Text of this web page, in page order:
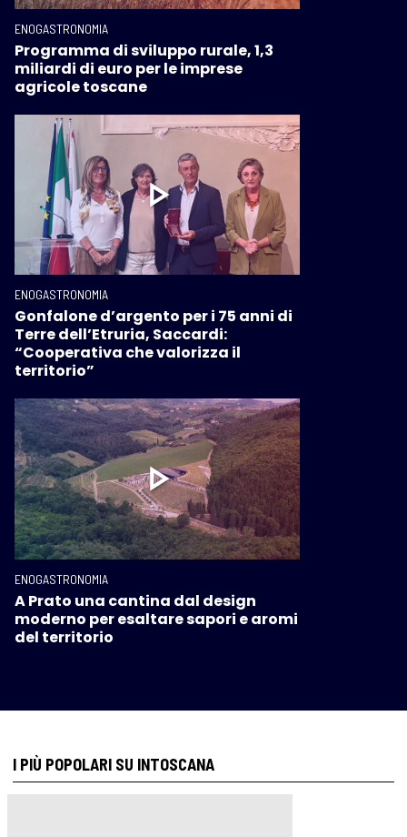
ENOGASTRONOMIA
Programma di sviluppo rurale, 1,3
miliardi di euro per le imprese
agricole toscane
ENOGASTRONOMIA
Gonfalone d’argento per i 75 anni di
Terre dell’Etruria, Saccardi:
“Cooperativa che valorizza il
territorio”
ENOGASTRONOMIA
A Prato una cantina dal design
moderno per esaltare sapori e aromi
del territorio
I PIÙ POPOLARI SU INTOSCANA